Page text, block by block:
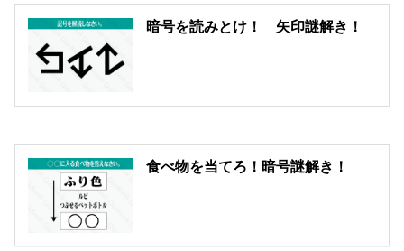
暗号を読みとけ！ 矢印謎解き！
食べ物を当てろ！暗号謎解き！